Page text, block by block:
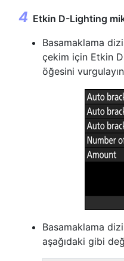
Etkin D-Lighting
Basamaklama
çekim için Etkin
öğesini
Basamaklama
aşağıdaki gibi